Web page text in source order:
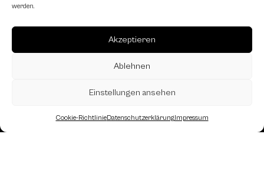
werden.
Akzeptieren
Ablehnen
Einstellungen ansehen
Cookie-RichtlinieDatenschutzerklärungImpressum